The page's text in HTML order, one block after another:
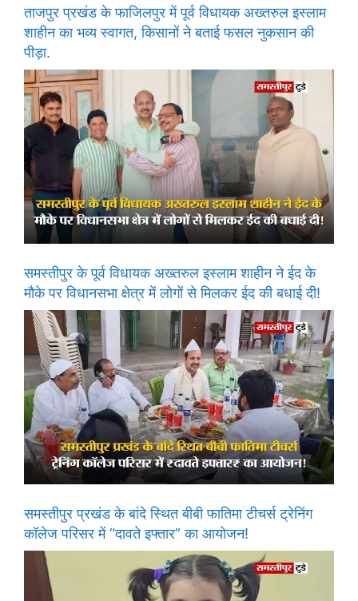
ताजपुर प्रखंड के फाजिलपुर में पूर्व विधायक अख्तरुल इस्लाम
शाहीन का भव्य स्वागत, किसानों ने बताई फसल नुकसान की
पीड़ा.
समस्तीपुर के पूर्व विधायक अख्तरुल इस्लाम शाहीन ने ईद के
मौके पर विधानसभा क्षेत्र में लोगों से मिलकर ईद की बधाई दी!
समस्तीपुर प्रखंड के बांदे स्थित बीबी फातिमा टीचर्स ट्रेनिंग
कॉलेज परिसर में “दावते इफ्तार” का आयोजन!